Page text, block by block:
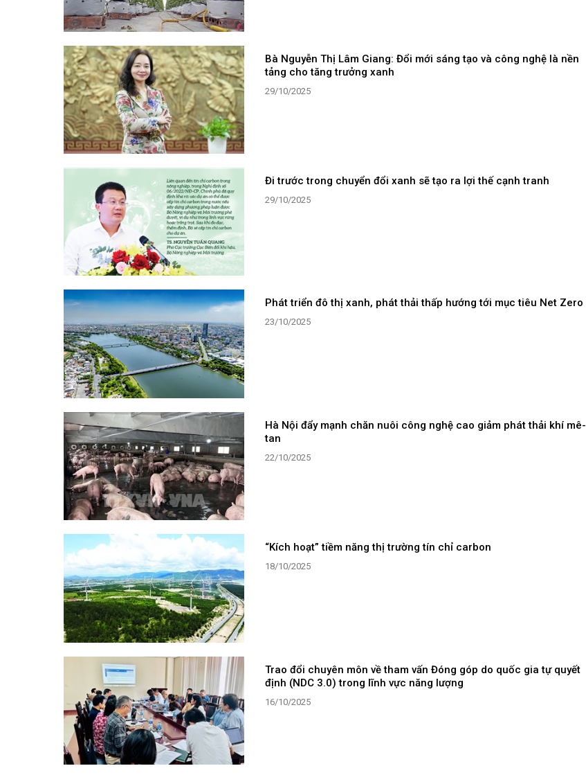
Bà Nguyễn Thị Lâm Giang: Đổi mới sáng tạo và công nghệ là nền
tảng cho tăng trưởng xanh
29/10/2025
Đi trước trong chuyển đổi xanh sẽ tạo ra lợi thế cạnh tranh
29/10/2025
Phát triển đô thị xanh, phát thải thấp hướng tới mục tiêu Net Zero
23/10/2025
Hà Nội đẩy mạnh chăn nuôi công nghệ cao giảm phát thải khí mê-
tan
22/10/2025
“Kích hoạt” tiềm năng thị trường tín chỉ carbon
18/10/2025
Trao đổi chuyên môn về tham vấn Đóng góp do quốc gia tự quyết
định (NDC 3.0) trong lĩnh vực năng lượng
16/10/2025